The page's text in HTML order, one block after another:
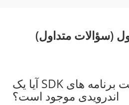
(سؤالات متداول)
آیا یک SDK موبایل برای ساخت برنامه های
اندرویدی موجود است؟